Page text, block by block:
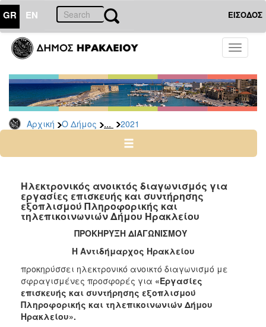
GR EN ΕΙΣΟΔΟΣ
Toggle
Αρχική Ο Δήμος ... 2021
ΔΗΜΟΣ
Διακηρύξεις
-
Δημοπρασίες
Αρχείο
2025
2023
2022
2018
2017
2016
Ηλεκτρονικός ανοικτός διαγωνισμός για
εργασίες επισκευής και συντήρησης
εξοπλισμού Πληροφορικής και
τηλεπικοινωνιών Δήμου Ηρακλείου
ΠΡΟΚΗΡΥΞΗ ΔΙΑΓΩΝΙΣΜΟΥ
Η Αντιδήμαρχος Ηρακλείου
προκηρύσσει ηλεκτρονικό ανοικτό διαγωνισμό με
σφραγισμένες προσφορές για «Εργασίες
επισκευής και συντήρησης εξοπλισμού
Πληροφορικής και τηλεπικοινωνιών Δήμου
Ηρακλείου».